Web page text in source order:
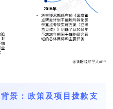
景：政策及项目拨款支